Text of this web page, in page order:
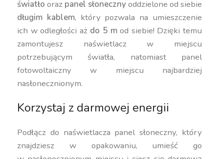
światło oraz panel słonecznyoddzielone od siebie
długim kablem, który pozwala na umieszczenie
ich w odległości aż do 5 mod siebie! Dzięki temu
zamontujesz naświetlacz w miejscu
potrzebującym światła, natomiast panel
fotowoltaiczny w miejscu najbardziej
nasłonecznionym.
Korzystaj z darmowej energii
Podłącz do naświetlacza panel słoneczny, który
znajdziesz w opakowaniu, umieść go